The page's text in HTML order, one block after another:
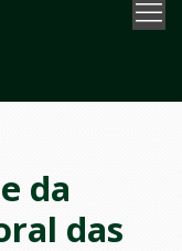
da
das